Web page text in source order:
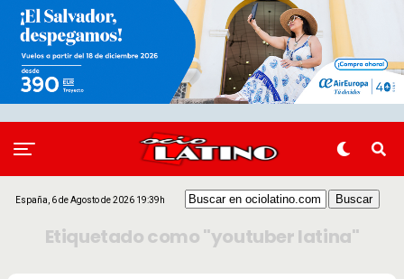
España, 6 de Agosto de 2026 19:39h
Etiquetado como "youtuber latina"